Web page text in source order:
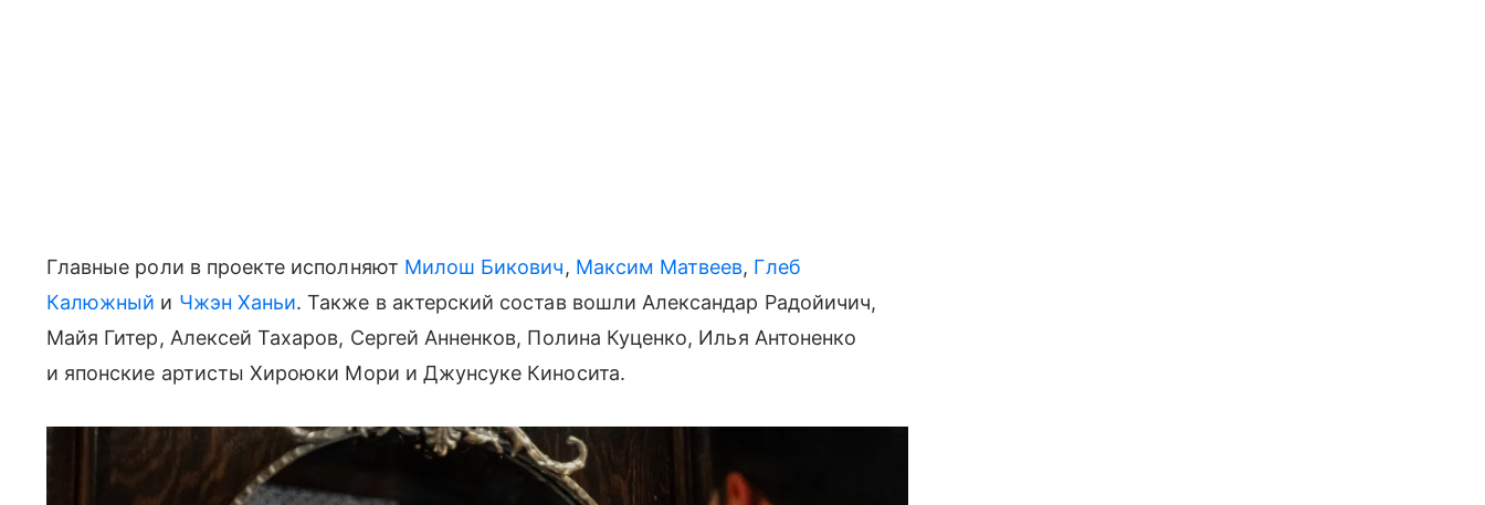
Главные роли в проекте исполняют Милош Бикович, Максим Матвеев, Глеб
Калюжный и Чжэн Ханьи. Также в актерский состав вошли Александар Радойичич,
Майя Гитер, Алексей Тахаров, Сергей Анненков, Полина Куценко, Илья Антоненко
и японские артисты Хироюки Мори и Джунсуке Киносита.